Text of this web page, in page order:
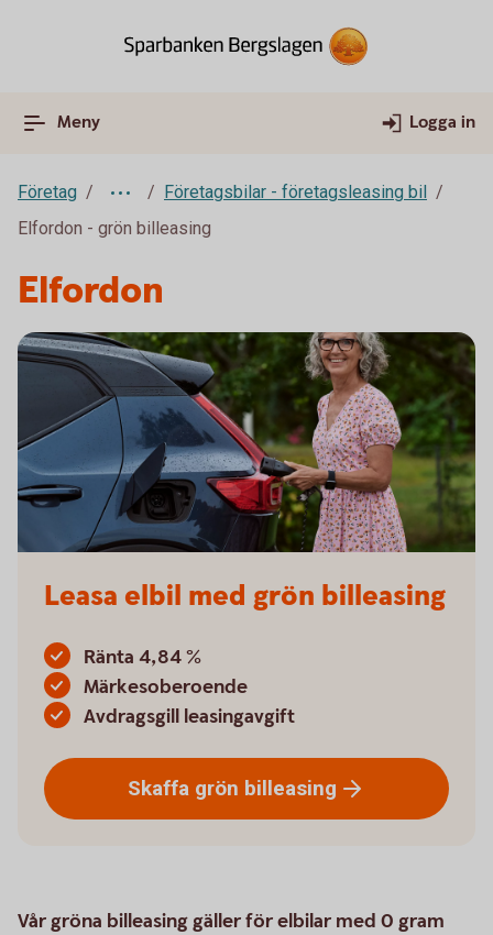
Meny Logga in
Företag
Företagsbilar - företagsleasing bil
Elfordon - grön billeasing
Elfordon
Leasa elbil med grön billeasing
Ränta 4,84 %
Märkesoberoende
Avdragsgill leasingavgift
Skaffa grön billeasing
Vår gröna billeasing gäller för elbilar med 0 gram